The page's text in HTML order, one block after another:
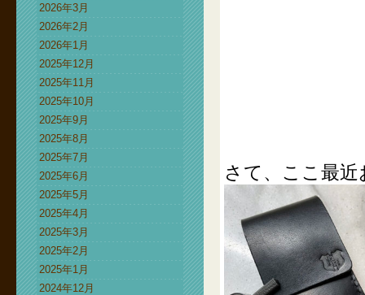
2026年3月
2026年2月
2026年1月
2025年12月
2025年11月
2025年10月
2025年9月
2025年8月
2025年7月
2025年6月
2025年5月
2025年4月
2025年3月
2025年2月
2025年1月
2024年12月
さて、ここ最